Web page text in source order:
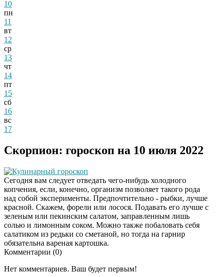
10
пн
11
вт
12
ср
13
чт
14
пт
15
сб
16
вс
17
Скорпион: гороскоп на 10 июля 2022
Кулинарный гороскоп
Сегодня вам следует отведать чего-нибудь холодного
копчения, если, конечно, организм позволяет такого рода
над собой эксперименты. Предпочтительно - рыбки, лучше
красной. Скажем, форели или лосося. Подавать его лучше с
зеленым или пекинским салатом, заправленным лишь
солью и лимонным соком. Можно также побаловать себя
салатиком из редьки со сметаной, но тогда на гарнир
обязательна вареная картошка.
Комментарии (0)
Нет комментариев. Ваш будет первым!
i
Скрытая камера на
пляже Крыма: Что
люди вытворяют, когда
их не видят...
Ролик длится
несколько секунд, а